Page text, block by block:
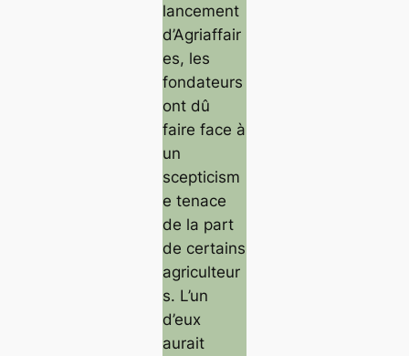
lancement
d’Agriaffair
es, les
fondateurs
ont dû
faire face à
un
scepticism
e tenace
de la part
de certains
agriculteur
s. L’un
d’eux
aurait